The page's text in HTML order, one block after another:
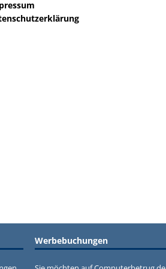
Werbebuchungen